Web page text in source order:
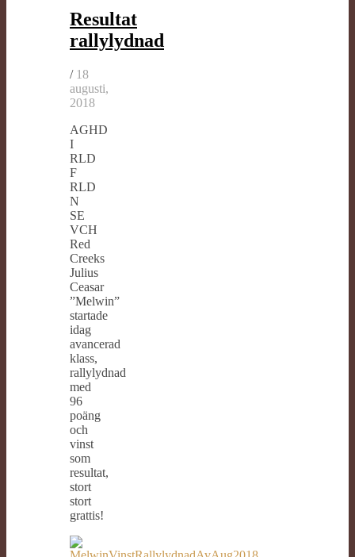
Resultat
rallylydnad
/ 18
augusti,
2018
AGHD
I
RLD
F
RLD
N
SE
VCH
Red
Creeks
Julius
Ceasar
”Melwin”
startade
idag
avancerad
klass,
rallylydnad
med
96
poäng
och
vinst
som
resultat,
stort
stort
grattis!